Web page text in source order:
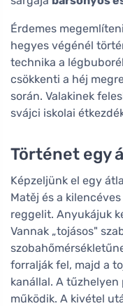
Érdemes
hegyes végénél
technika a
csökkenti a héj
során. Valakinek
svájci iskolai
Történet egy
Képzeljünk el egy
Matěj és a
reggelit. Anyukájuk
Vannak „tojásos"
forralják fel, majd a
kanállal. A
működik. A kivétel